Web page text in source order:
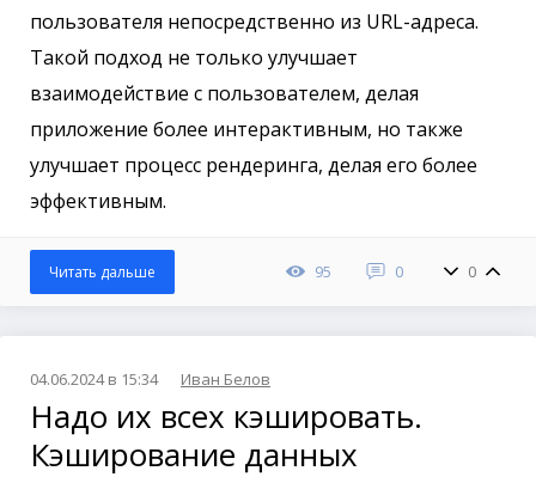
пользователя непосредственно из URL-адреса.
Такой подход не только улучшает
взаимодействие с пользователем, делая
приложение более интерактивным, но также
улучшает процесс рендеринга, делая его более
эффективным.
95 0 0
Читать дальше
04.06.2024 в 15:34 Иван Белов
Надо их всех кэшировать.
Кэширование данных